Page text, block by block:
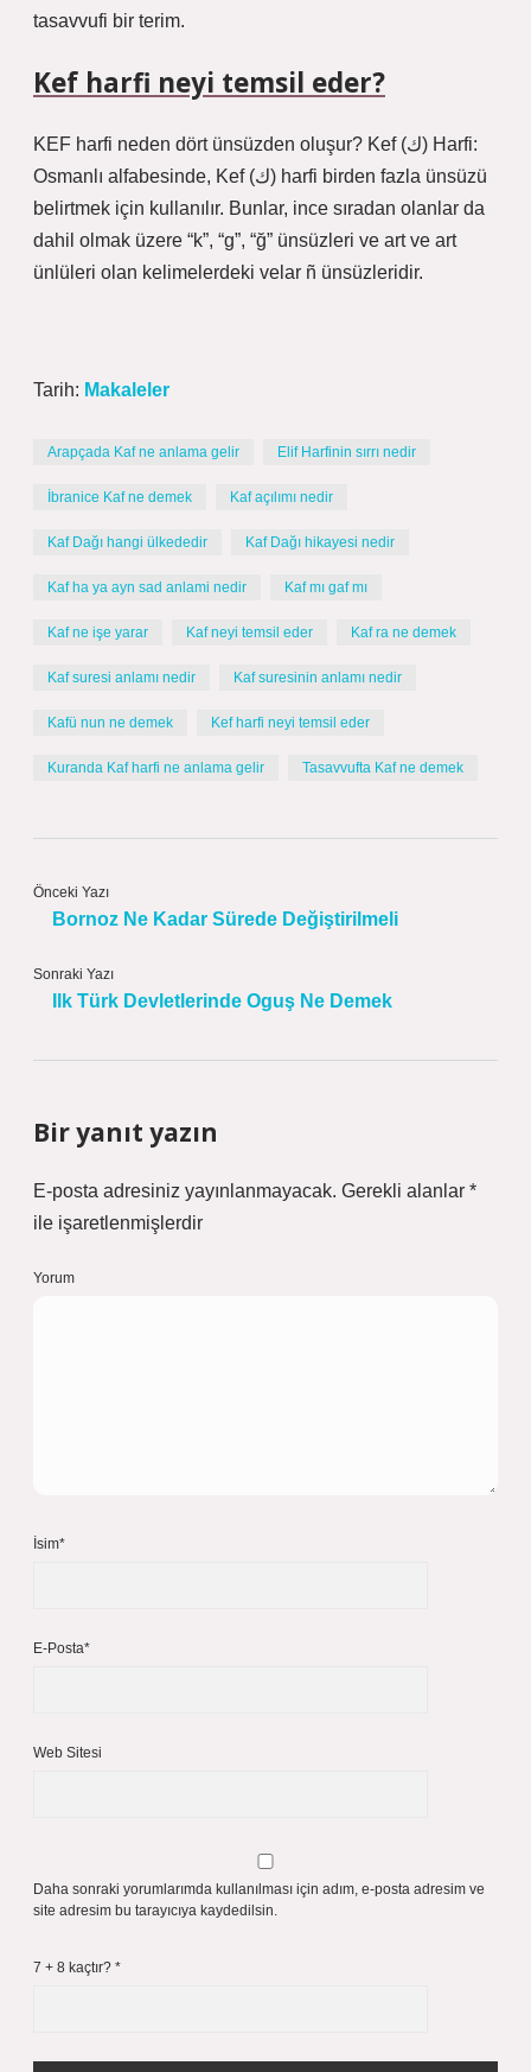
tasavvufi bir terim.
Kef harfi neyi temsil eder?
KEF harfi neden dört ünsüzden oluşur? Kef (ك) Harfi:
Osmanlı alfabesinde, Kef (ك) harfi birden fazla ünsüzü
belirtmek için kullanılır. Bunlar, ince sıradan olanlar da
dahil olmak üzere “k”, “g”, “ğ” ünsüzleri ve art ve art
ünlüleri olan kelimelerdeki velar ñ ünsüzleridir.
Tarih: Makaleler
Arapçada Kaf ne anlama gelir Elif Harfinin sırrı nedir
İbranice Kaf ne demek Kaf açılımı nedir
Kaf Dağı hangi ülkededir Kaf Dağı hikayesi nedir
Kaf ha ya ayn sad anlami nedir Kaf mı gaf mı
Kaf ne işe yarar Kaf neyi temsil eder Kaf ra ne demek
Kaf suresi anlamı nedir Kaf suresinin anlamı nedir
Kafü nun ne demek Kef harfi neyi temsil eder
Kuranda Kaf harfi ne anlama gelir Tasavvufta Kaf ne demek
Önceki Yazı
Bornoz Ne Kadar Sürede Değiştirilmeli
Sonraki Yazı
Ilk Türk Devletlerinde Oguş Ne Demek
Bir yanıt yazın
E-posta adresiniz yayınlanmayacak. Gerekli alanlar *
ile işaretlenmişlerdir
Yorum
İsim*
E-Posta*
Web Sitesi
Daha sonraki yorumlarımda kullanılması için adım, e-posta adresim ve
site adresim bu tarayıcıya kaydedilsin.
7 + 8 kaçtır? *